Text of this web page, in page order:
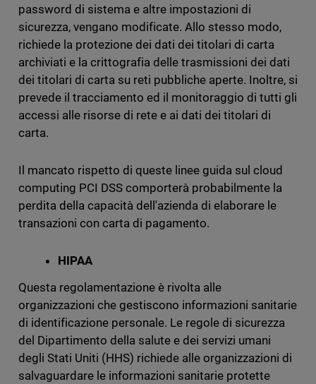
password di sistema e altre impostazioni di
sicurezza, vengano modificate. Allo stesso modo,
richiede la protezione dei dati dei titolari di carta
archiviati e la crittografia delle trasmissioni dei dati
dei titolari di carta su reti pubbliche aperte. Inoltre, si
prevede il tracciamento ed il monitoraggio di tutti gli
accessi alle risorse di rete e ai dati dei titolari di
carta.
Il mancato rispetto di queste linee guida sul cloud
computing PCI DSS comporterà probabilmente la
perdita della capacità dell'azienda di elaborare le
transazioni con carta di pagamento.
HIPAA
Questa regolamentazione è rivolta alle
organizzazioni che gestiscono informazioni sanitarie
di identificazione personale. Le regole di sicurezza
del Dipartimento della salute e dei servizi umani
degli Stati Uniti (HHS) richiede alle organizzazioni di
salvaguardare le informazioni sanitarie protette